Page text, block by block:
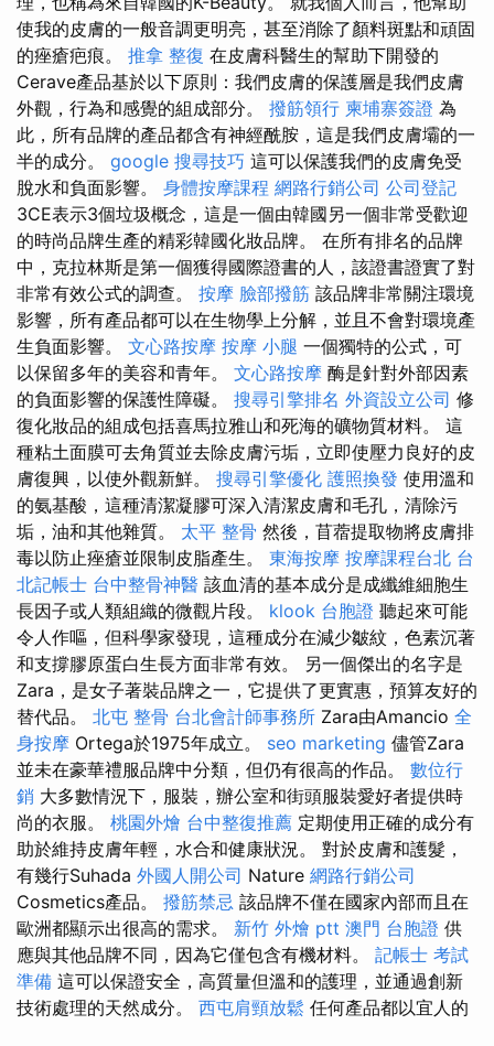
使我的皮膚的一般音調更明亮，甚至消除了顏料斑點和頑固
的痤瘡疤痕。 推拿 整復 在皮膚科醫生的幫助下開發的
Cerave產品基於以下原則：我們皮膚的保護層是我們皮膚
外觀，行為和感覺的組成部分。 撥筋領行 柬埔寨簽證 為
此，所有品牌的產品都含有神經酰胺，這是我們皮膚壩的一
半的成分。 google 搜尋技巧 這可以保護我們的皮膚免受
脫水和負面影響。 身體按摩課程 網路行銷公司 公司登記
3CE表示3個垃圾概念，這是一個由韓國另一個非常受歡迎
的時尚品牌生產的精彩韓國化妝品牌。 在所有排名的品牌
中，克拉林斯是第一個獲得國際證書的人，該證書證實了對
非常有效公式的調查。 按摩 臉部撥筋 該品牌非常關注環境
影響，所有產品都可以在生物學上分解，並且不會對環境產
生負面影響。 文心路按摩 按摩 小腿 一個獨特的公式，可
以保留多年的美容和青年。 文心路按摩 酶是針對外部因素
的負面影響的保護性障礙。 搜尋引擎排名 外資設立公司 修
復化妝品的組成包括喜馬拉雅山和死海的礦物質材料。 這
種粘土面膜可去角質並去除皮膚污垢，立即使壓力良好的皮
膚復興，以使外觀新鮮。 搜尋引擎優化 護照換發 使用溫和
的氨基酸，這種清潔凝膠可深入清潔皮膚和毛孔，清除污
垢，油和其他雜質。 太平 整骨 然後，苜蓿提取物將皮膚排
毒以防止痤瘡並限制皮脂產生。 東海按摩 按摩課程台北 台
北記帳士 台中整骨神醫 該血清的基本成分是成纖維細胞生
長因子或人類組織的微觀片段。 klook 台胞證 聽起來可能
令人作嘔，但科學家發現，這種成分在減少皺紋，色素沉著
和支撐膠原蛋白生長方面非常有效。 另一個傑出的名字是
Zara，是女子著裝品牌之一，它提供了更實惠，預算友好的
替代品。 北屯 整骨 台北會計師事務所 Zara由Amancio 全
身按摩 Ortega於1975年成立。 seo marketing 儘管Zara
並未在豪華禮服品牌中分類，但仍有很高的作品。 數位行
銷 大多數情況下，服裝，辦公室和街頭服裝愛好者提供時
尚的衣服。 桃園外燴 台中整復推薦 定期使用正確的成分有
助於維持皮膚年輕，水合和健康狀況。 對於皮膚和護髮，
有幾行Suhada 外國人開公司 Nature 網路行銷公司
Cosmetics產品。 撥筋禁忌 該品牌不僅在國家內部而且在
歐洲都顯示出很高的需求。 新竹 外燴 ptt 澳門 台胞證 供
應與其他品牌不同，因為它僅包含有機材料。 記帳士 考試
準備 這可以保證安全，高質量但溫和的護理，並通過創新
技術處理的天然成分。 西屯肩頸放鬆 任何產品都以宜人的